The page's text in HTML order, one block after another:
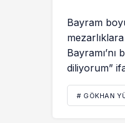
Bayram
diliyorum”
# GÖKHAN